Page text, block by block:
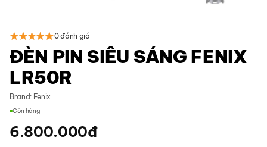
0 đánh giá
ĐÈN PIN SIÊU SÁNG FENIX
LR50R
Brand: Fenix
Còn hàng
6.800.000đ